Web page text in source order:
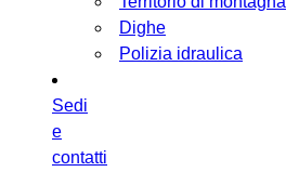
Dighe
Polizia idraulica
Sedi
e
contatti